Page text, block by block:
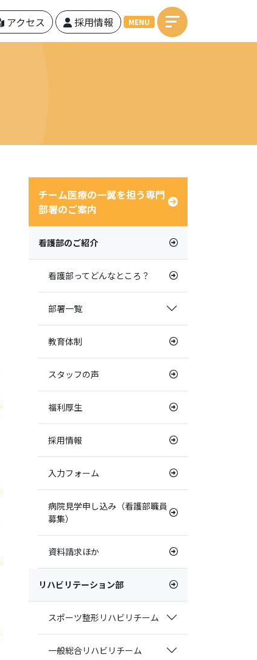
アクセス 採用情報 MENU
チーム医療の一翼を担う専門
部署のご案内
看護部のご紹介
看護部ってどんなところ？
部署一覧
教育体制
スタッフの声
福利厚生
採用情報
入力フォーム
病院見学申し込み（看護部職員
募集）
資料請求ほか
リハビリテーション部
スポーツ整形リハビリチーム
一般総合リハビリチーム